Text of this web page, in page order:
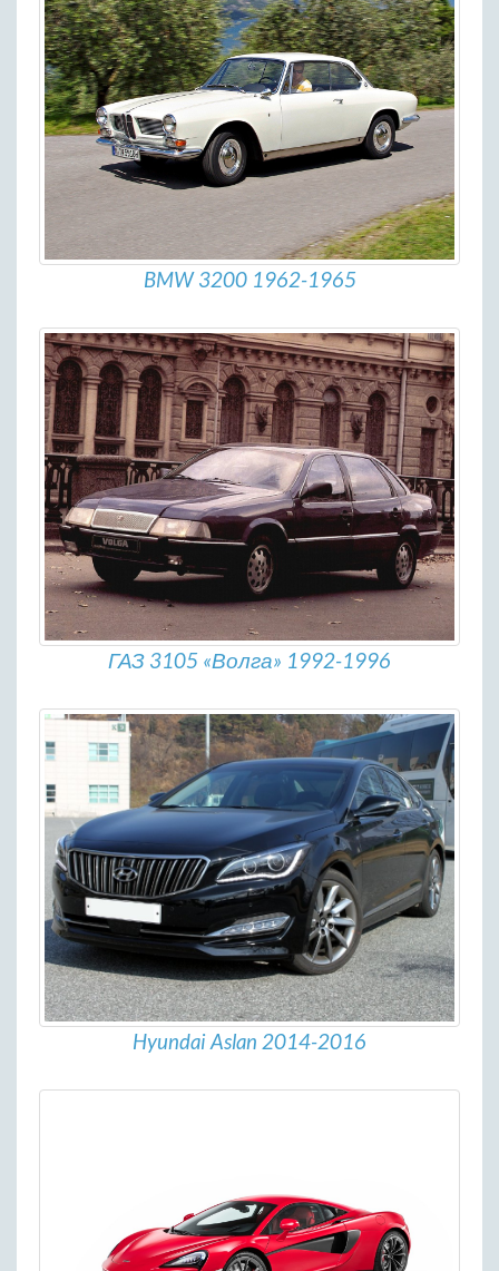
BMW 3200 1962-1965
ГАЗ 3105 «Волга» 1992-1996
Hyundai Aslan 2014-2016